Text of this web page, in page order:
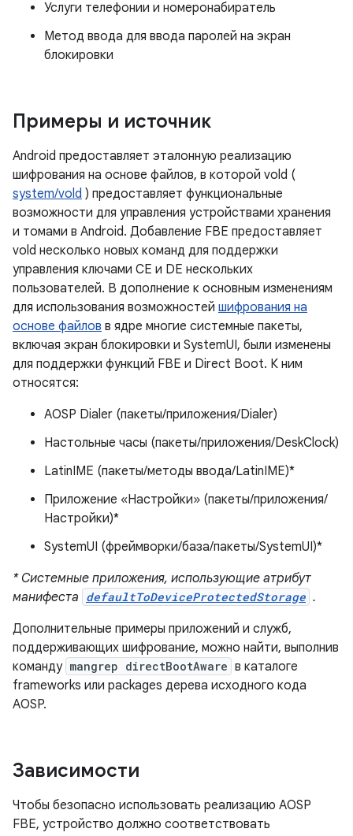
Услуги телефонии и номеронабиратель
Метод ввода для ввода паролей на экран
блокировки
Примеры и источник
Android предоставляет эталонную реализацию
шифрования на основе файлов, в которой vold (
system/vold ) предоставляет функциональные
возможности для управления устройствами хранения
и томами в Android. Добавление FBE предоставляет
vold несколько новых команд для поддержки
управления ключами CE и DE нескольких
пользователей. В дополнение к основным изменениям
для использования возможностей шифрования на
основе файлов в ядре многие системные пакеты,
включая экран блокировки и SystemUI, были изменены
для поддержки функций FBE и Direct Boot. К ним
относятся:
AOSP Dialer (пакеты/приложения/Dialer)
Настольные часы (пакеты/приложения/DeskClock)
LatinIME (пакеты/методы ввода/LatinIME)*
Приложение «Настройки» (пакеты/приложения/
Настройки)*
SystemUI (фреймворки/база/пакеты/SystemUI)*
* Системные приложения, использующие атрибут
манифеста defaultToDeviceProtectedStorage .
Дополнительные примеры приложений и служб,
поддерживающих шифрование, можно найти, выполнив
команду mangrep directBootAware в каталоге
frameworks или packages дерева исходного кода
AOSP.
Зависимости
Чтобы безопасно использовать реализацию AOSP
FBE, устройство должно соответствовать